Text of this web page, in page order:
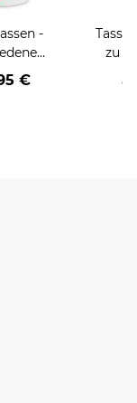
-
€
Tasse
zu